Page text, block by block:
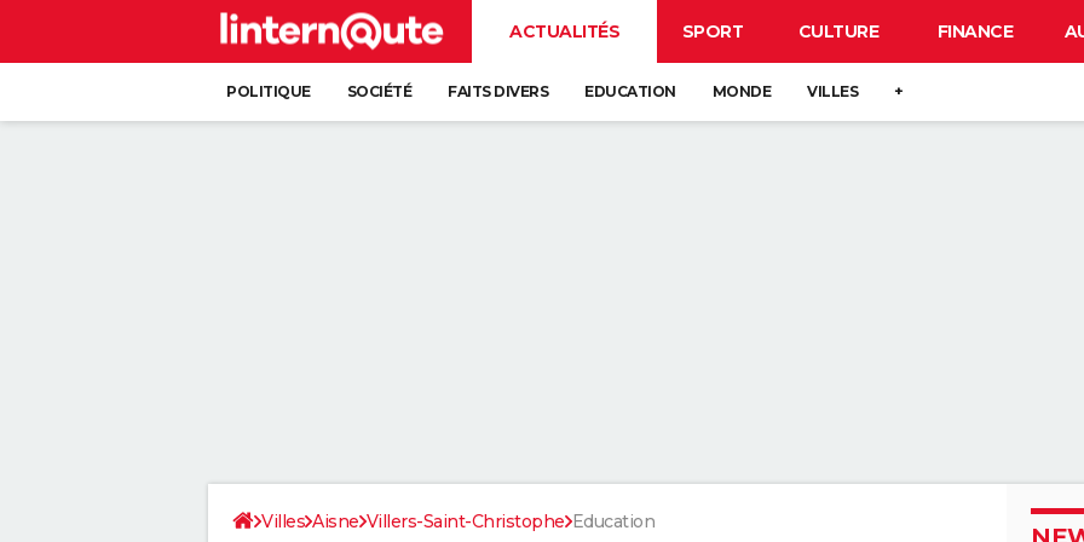
ACTUALITÉS SPORT CULTURE FINANCE
POLITIQUE SOCIÉTÉ FAITS DIVERS EDUCATION MONDE VILLES +
Villes Aisne Villers-Saint-Christophe Education